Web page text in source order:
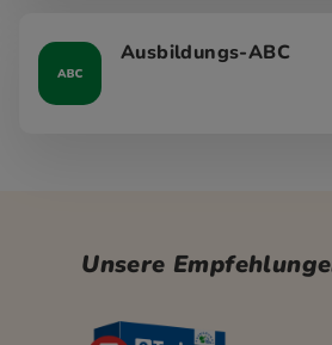
Ausbildungs-ABC
Unsere